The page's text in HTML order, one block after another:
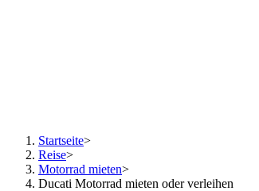
Startseite>
Reise>
Motorrad mieten>
Ducati Motorrad mieten oder verleihen